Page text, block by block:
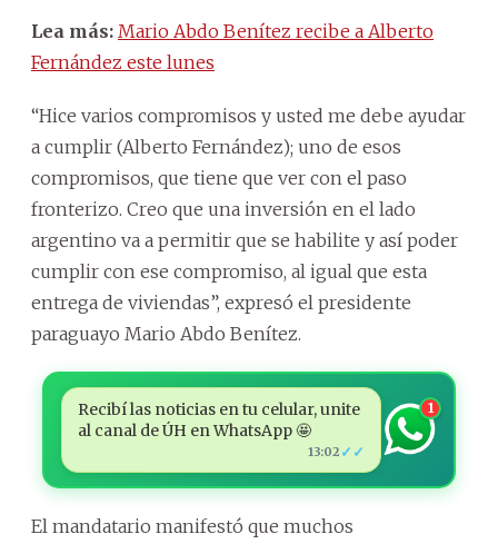
Lea más: Mario Abdo Benítez recibe a Alberto
Fernández este lunes
“Hice varios compromisos y usted me debe ayudar
a cumplir (Alberto Fernández); uno de esos
compromisos, que tiene que ver con el paso
fronterizo. Creo que una inversión en el lado
argentino va a permitir que se habilite y así poder
cumplir con ese compromiso, al igual que esta
entrega de viviendas”, expresó el presidente
paraguayo Mario Abdo Benítez.
Recibí las noticias en tu celular, unite
al canal de ÚH en WhatsApp 🤩
13:02 ✓✓
1
El mandatario manifestó que muchos